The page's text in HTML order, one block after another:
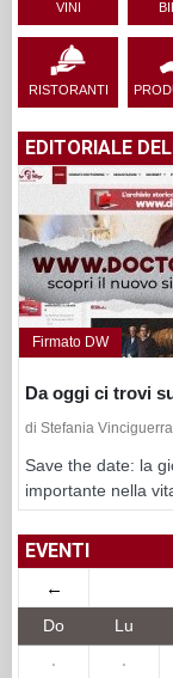
VINI
RISTORANTI
EDITORIALE
Firmato DW
Da oggi ci trovi
di Stefania
Save the date: la
importante nella
EVENTI
←
Do Lu
· ·